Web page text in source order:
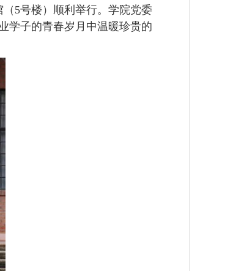
（5号楼）顺利举行。学院党委
学子的青春岁月中温暖珍贵的